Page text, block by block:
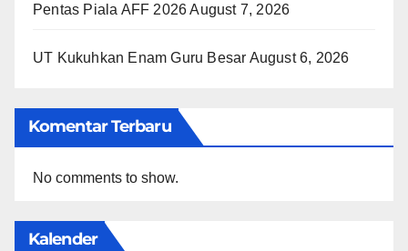
Pentas Piala AFF 2026 August 7, 2026
UT Kukuhkan Enam Guru Besar August 6, 2026
Komentar Terbaru
No comments to show.
Kalender